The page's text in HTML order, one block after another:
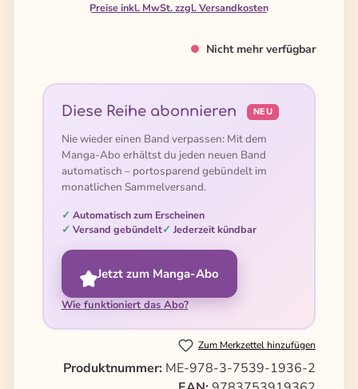
Preise inkl. MwSt. zzgl. Versandkosten
Nicht mehr verfügbar
Diese Reihe abonnieren NEU
Nie wieder einen Band verpassen: Mit dem
Manga-Abo erhältst du jeden neuen Band
automatisch – portosparend gebündelt im
monatlichen Sammelversand.
Automatisch zum Erscheinen
Versand gebündelt
Jederzeit kündbar
Jetzt zum Manga-Abo
Wie funktioniert das Abo?
Zum Merkzettel hinzufügen
Produktnummer: ME-978-3-7539-1936-2